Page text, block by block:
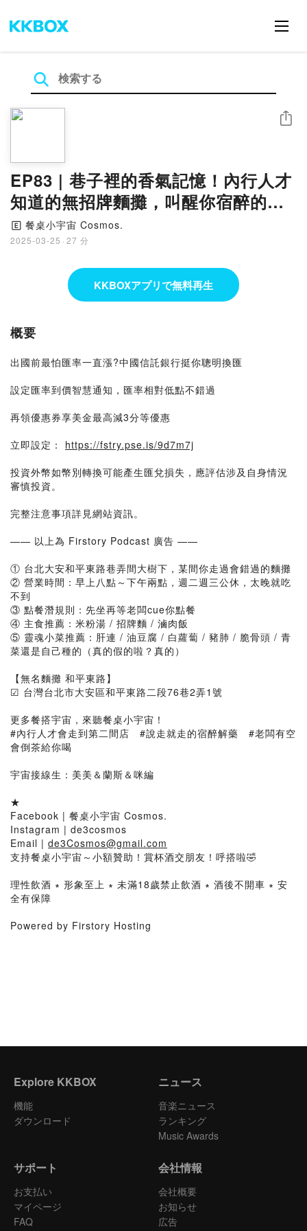
EP83 | 巷子裡的香氣記憶！內行人才
知道的無招牌麵攤，叫醒你宿醉的靈
魂 ─ 無名麵攤 和平東路
🄴 餐桌小宇宙 Cosmos.
2025-03-25 · 27 分
シェア
KKBOXアプリで無料再生
概要
出國前最怕匯率一直漲?中國信託銀行挺你聰明換匯
設定匯率到價智慧通知，匯率相對低點不錯過
再領優惠券享美金最高減3分等優惠
立即設定： https://fstry.pse.is/9d7m7j
投資外幣如幣別轉換可能產生匯兌損失，應評估涉及自身情況
審慎投資。
完整注意事項詳見網站資訊。
—— 以上為 Firstory Podcast 廣告 ——
① 台北大安和平東路巷弄間大樹下，某間你走過會錯過的麵攤
② 營業時間：早上八點～下午兩點，週二週三公休，太晚就吃
不到
③ 點餐潛規則：先坐再等老闆cue你點餐
④ 主食推薦：米粉湯 / 招牌麵 / 滷肉飯
⑤ 靈魂小菜推薦：肝連 / 油豆腐 / 白蘿蔔 / 豬肺 / 脆骨頭 / 青
菜還是自己種的（真的假的啦？真的）
【無名麵攤 和平東路】
☑︎ 台灣台北市大安區和平東路二段76巷2弄1號
更多餐搭宇宙，來聽餐桌小宇宙！
#內行人才會走到第二間店 #說走就走的宿醉解藥 #老闆有空
會倒茶給你喝
宇宙接線生：美美＆蘭斯＆咪編
★
Facebook | 餐桌小宇宙 Cosmos.
Instagram | de3cosmos
Email | de3Cosmos@gmail.com
支持餐桌小宇宙～小額贊助！賞杯酒交朋友！呼搭啦🤣
理性飲酒 ∗ 形象至上 ∗ 未滿18歲禁止飲酒 ∗ 酒後不開車 ∗ 安
全有保障
Powered by Firstory Hosting
Explore KKBOX
機能
ダウンロード
ニュース
音楽ニュース
ランキング
Music Awards
サポート
お支払い
マイページ
FAQ
会社情報
会社概要
お知らせ
広告